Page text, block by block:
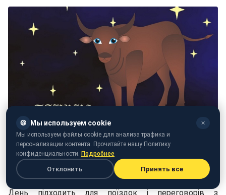
Фото: Телець (pixabay.com/maggyona)
Гороскоп на сьогодні, 20 червня: Телець
День підходить для поїздок і переговорів з
🍪 Мы используем cookie ✕
Мы используем файлы cookie для анализа трафика и
персонализации контента. Прочитайте нашу Политику
конфиденциальности. Подробнее
Отклонить Принять все